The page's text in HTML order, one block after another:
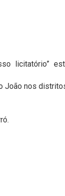
licitatório”
João nos